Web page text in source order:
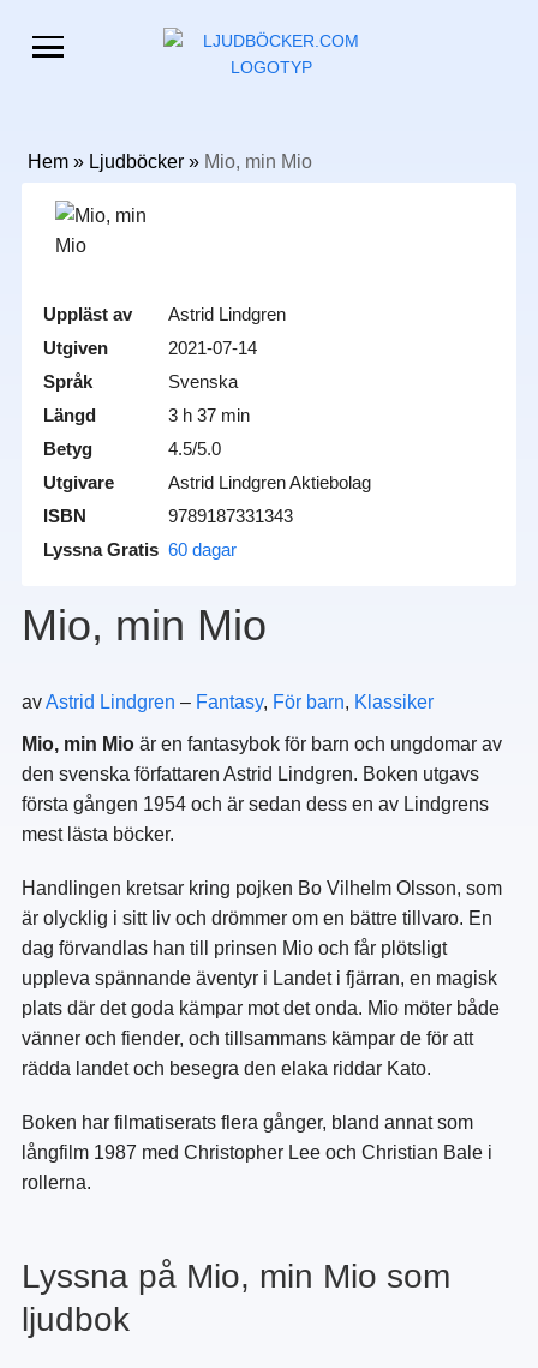
Hem» Ljudböcker» Mio, min Mio
Uppläst av
Astrid Lindgren
Utgiven
2021-07-14
Språk
Svenska
Längd
3 h 37 min
Betyg
4.5/5.0
Utgivare
Astrid Lindgren Aktiebolag
ISBN
9789187331343
Lyssna Gratis 60 dagar
Mio, min Mio
avAstrid Lindgren – Fantasy, För barn, Klassiker
Mio, min Mioär en fantasybok för barn och ungdomar av
den svenska författaren Astrid Lindgren. Boken utgavs
första gången 1954 och är sedan dess en av Lindgrens
mest lästa böcker.
Handlingen kretsar kring pojken Bo Vilhelm Olsson, som
är olycklig i sitt liv och drömmer om en bättre tillvaro. En
dag förvandlas han till prinsen Mio och får plötsligt
uppleva spännande äventyr i Landet i fjärran, en magisk
plats där det goda kämpar mot det onda. Mio möter både
vänner och fiender, och tillsammans kämpar de för att
rädda landet och besegra den elaka riddar Kato.
Boken har filmatiserats flera gånger, bland annat som
långfilm 1987 med Christopher Lee och Christian Bale i
rollerna.
Lyssna på Mio, min Mio som
ljudbok